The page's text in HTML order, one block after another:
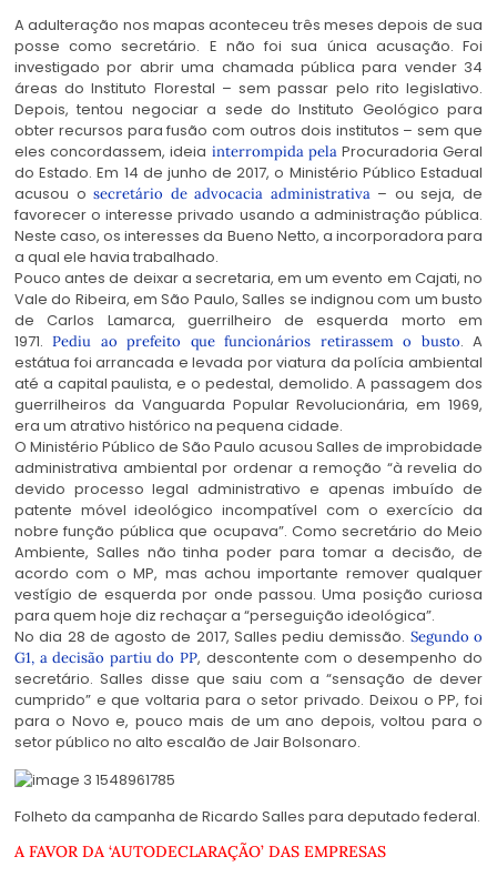
A adulteração nos mapas aconteceu três meses depois de sua
posse como secretário. E não foi sua única acusação. Foi
investigado por abrir uma chamada pública para vender 34
áreas do Instituto Florestal – sem passar pelo rito legislativo.
Depois, tentou negociar a sede do Instituto Geológico para
obter recursos para fusão com outros dois institutos – sem que
eles concordassem, ideia interrompida pelaProcuradoria Geral
do Estado. Em 14 de junho de 2017, o Ministério Público Estadual
acusou osecretário de advocacia administrativa– ou seja, de
favorecer o interesse privado usando a administração pública.
Neste caso, os interesses da Bueno Netto, a incorporadora para
a qual ele havia trabalhado.
Pouco antes de deixar a secretaria, em um evento em Cajati, no
Vale do Ribeira, em São Paulo, Salles se indignou com um busto
de Carlos Lamarca, guerrilheiro de esquerda morto em
1971.Pediu ao prefeito que funcionários retirassem o busto. A
estátua foi arrancada e levada por viatura da polícia ambiental
até a capital paulista, e o pedestal, demolido. A passagem dos
guerrilheiros da Vanguarda Popular Revolucionária, em 1969,
era um atrativo histórico na pequena cidade.
O Ministério Público de São Paulo acusou Salles de improbidade
administrativa ambiental por ordenar a remoção “à revelia do
devido processo legal administrativo e apenas imbuído de
patente móvel ideológico incompatível com o exercício da
nobre função pública que ocupava”. Como secretário do Meio
Ambiente, Salles não tinha poder para tomar a decisão, de
acordo com o MP, mas achou importante remover qualquer
vestígio de esquerda por onde passou. Uma posição curiosa
para quem hoje diz rechaçar a “perseguição ideológica”.
No dia 28 de agosto de 2017, Salles pediu demissão. Segundo o
G1, a decisão partiu do PP, descontente com o desempenho do
secretário. Salles disse que saiu com a “sensação de dever
cumprido” e que voltaria para o setor privado. Deixou o PP, foi
para o Novo e, pouco mais de um ano depois, voltou para o
setor público no alto escalão de Jair Bolsonaro.
Folheto da campanha de Ricardo Salles para deputado federal.
A FAVOR DA ‘AUTODECLARAÇÃO’ DAS EMPRESAS